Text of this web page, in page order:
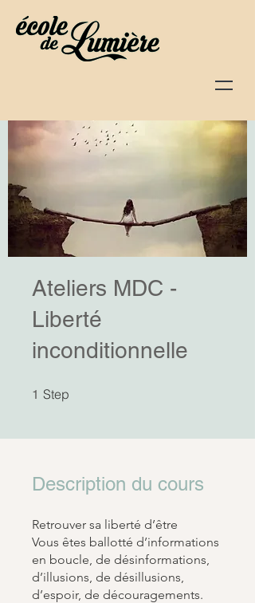
Ateliers MDC -
Liberté
inconditionnelle
1 Step
Description du cours
Retrouver sa liberté d’être
Vous êtes ballotté d’informations
en boucle, de désinformations,
d’illusions, de désillusions,
d’espoir, de découragements.